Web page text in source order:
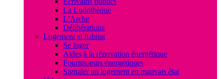
La Ludothèque
L’Arche
Délibérations
Logement et habitat
Se loger
Aides à la rénovation énergétique
Fournisseurs énergétiques
Signaler un logement en mauvais état